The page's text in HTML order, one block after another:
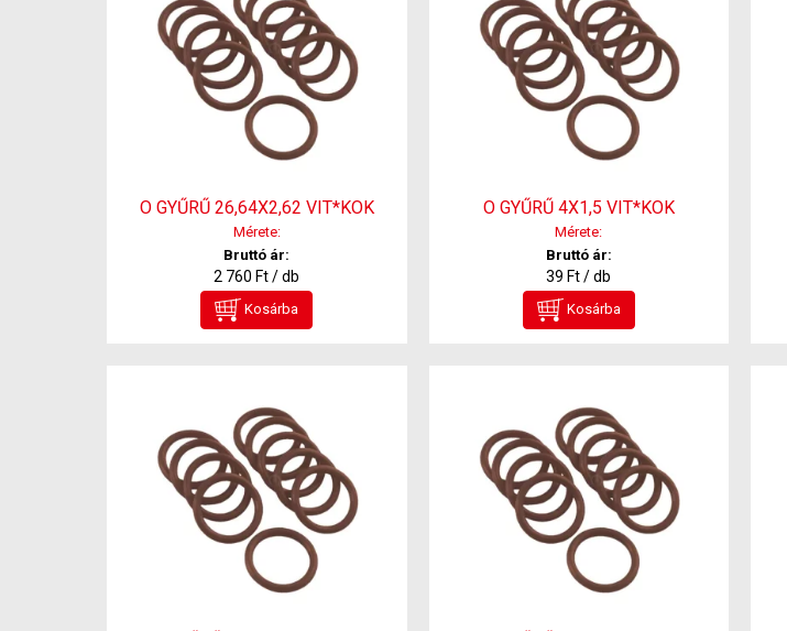
O GYŰRŰ 26,64X2,62 VIT*KOK
Mérete:
Bruttó ár:
2 760 Ft / db
Kosárba
O GYŰRŰ 4X1,5 VIT*KOK
Mérete:
Bruttó ár:
39 Ft / db
Kosárba